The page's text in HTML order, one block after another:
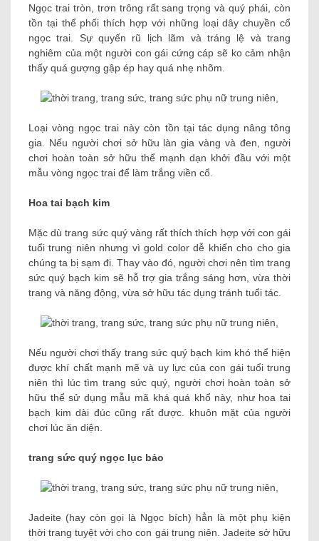
Ngọc trai tròn, trơn trông rất sang trọng và quý phái, còn
tồn tại thể phối thích hợp với những loại dây chuyền cổ
ngọc trai. Sự quyến rũ lịch lãm và tráng lệ và trang
nghiêm của một người con gái cứng cáp sẽ ko cảm nhận
thấy quá gượng gập ép hay quá nhẹ nhõm.
Loại vòng ngọc trai này còn tồn tại tác dụng nâng tông
gia. Nếu người chơi sở hữu làn gia vàng và đen, người
chơi hoàn toàn sở hữu thể mạnh dạn khởi đầu với một
mẫu vòng ngọc trai để làm trắng viền cổ.
Hoa tai bạch kim
Mặc dù trang sức quý vàng rất thích thích hợp với con gái
tuổi trung niên nhưng vì gold color dễ khiến cho cho gia
chúng ta bị sạm đi. Thay vào đó, người chơi nên tìm trang
sức quý bạch kim sẽ hỗ trợ gia trắng sáng hơn, vừa thời
trang và năng động, vừa sở hữu tác dụng tránh tuổi tác.
Nếu người chơi thấy trang sức quý bạch kim khó thể hiện
được khí chất mạnh mẽ và uy lực của con gái tuổi trung
niên thì lúc tìm trang sức quý, người chơi hoàn toàn sở
hữu thể sử dụng mẫu mã khá quá khổ này, như hoa tai
bạch kim dài đúc cũng rất được. khuôn mặt của người
chơi lúc ăn diện.
trang sức quý ngọc lục bảo
Jadeite (hay còn gọi là Ngọc bích) hẳn là một phụ kiện
thời trang tuyệt vời cho con gái trung niên. Jadeite sở hữu